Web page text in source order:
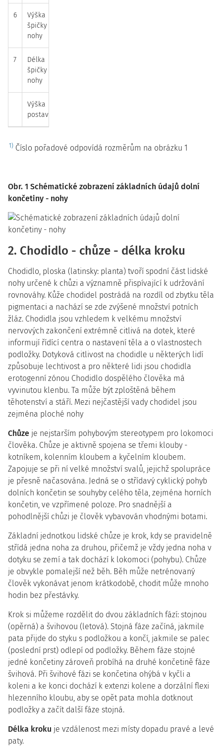
6
Výška
špičky
nohy
7
Délka
špičky
nohy
Výška
postavy
1) Číslo pořadové odpovídá rozměrům na obrázku 1
Obr. 1 Schématické zobrazení základních údajů dolní
končetiny - nohy
2. Chodidlo - chůze - délka kroku
Chodidlo, ploska (latinsky: planta) tvoří spodní část lidské
nohy určené k chůzi a významně přispívající k udržování
rovnováhy. Kůže chodidel postrádá na rozdíl od zbytku těla
pigmentaci a nachází se zde zvýšené množství potních
žláz. Chodidla jsou vzhledem k velkému množství
nervových zakončení extrémně citlivá na dotek, které
informují řídící centra o nastavení těla a o vlastnostech
podložky. Dotyková citlivost na chodidle u některých lidí
způsobuje lechtivost a pro některé lidi jsou chodidla
erotogenní zónou Chodidlo dospělého člověka má
vyvinutou klenbu. Ta může být zploštěná během
těhotenství a stáří. Mezi nejčastější vady chodidel jsou
zejména ploché nohy
Chůze je nejstarším pohybovým stereotypem pro lokomoci
člověka. Chůze je aktivně spojena se třemi klouby -
kotníkem, kolenním kloubem a kyčelním kloubem.
Zapojuje se při ní velké množství svalů, jejichž spolupráce
je přesně načasována. Jedná se o střídavý cyklický pohyb
dolních končetin se souhyby celého těla, zejména horních
končetin, ve vzpřímené poloze. Pro snadnější a
pohodlnější chůzi je člověk vybavován vhodnými botami.
Základní jednotkou lidské chůze je krok, kdy se pravidelně
střídá jedna noha za druhou, přičemž je vždy jedna noha v
dotyku se zemí a tak dochází k lokomoci (pohybu). Chůze
je obvykle pomalejší než běh. Běh může netrénovaný
člověk vykonávat jenom krátkodobě, chodit může mnoho
hodin bez přestávky.
Krok si můžeme rozdělit do dvou základních fází: stojnou
(opěrná) a švihovou (letová). Stojná fáze začíná, jakmile
pata přijde do styku s podložkou a končí, jakmile se palec
(poslední prst) odlepí od podložky. Během fáze stojné
jedné končetiny zároveň probíhá na druhé končetině fáze
švihová. Při švihové fázi se končetina ohýbá v kyčli a
koleni a ke konci dochází k extenzi kolene a dorzální flexi
hlezenního kloubu, aby se opět pata mohla dotknout
podložky a začít další fáze stojná.
Délka kroku je vzdálenost mezi místy dopadu pravé a levé
paty.